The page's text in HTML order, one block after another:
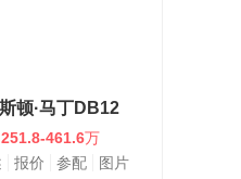
顿·马丁DB12
251.8-461.6万
报价 参配 图片